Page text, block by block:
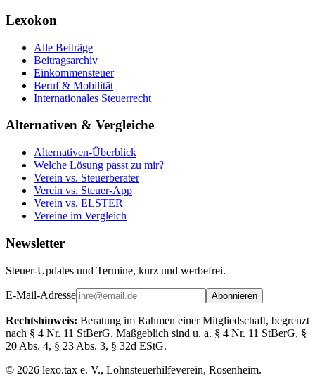
Lexokon
Alle Beiträge
Beitragsarchiv
Einkommensteuer
Beruf & Mobilität
Internationales Steuerrecht
Alternativen & Vergleiche
Alternativen-Überblick
Welche Lösung passt zu mir?
Verein vs. Steuerberater
Verein vs. Steuer-App
Verein vs. ELSTER
Vereine im Vergleich
Newsletter
Steuer-Updates und Termine, kurz und werbefrei.
E-Mail-Adresse Abonnieren
Rechtshinweis: Beratung im Rahmen einer Mitgliedschaft, begrenzt
nach § 4 Nr. 11 StBerG. Maßgeblich sind u. a. § 4 Nr. 11 StBerG, §
20 Abs. 4, § 23 Abs. 3, § 32d EStG.
© 2026 lexo.tax e. V., Lohnsteuerhilfeverein, Rosenheim.